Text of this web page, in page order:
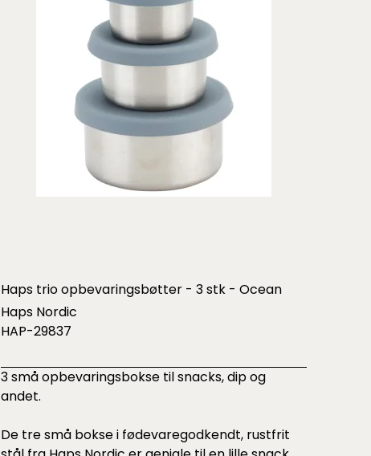
Haps trio opbevaringsbøtter - 3 stk - Ocean
Haps Nordic
HAP-29837
3 små opbevaringsbokse til snacks, dip og
andet.
De tre små bokse i fødevaregodkendt, rustfrit